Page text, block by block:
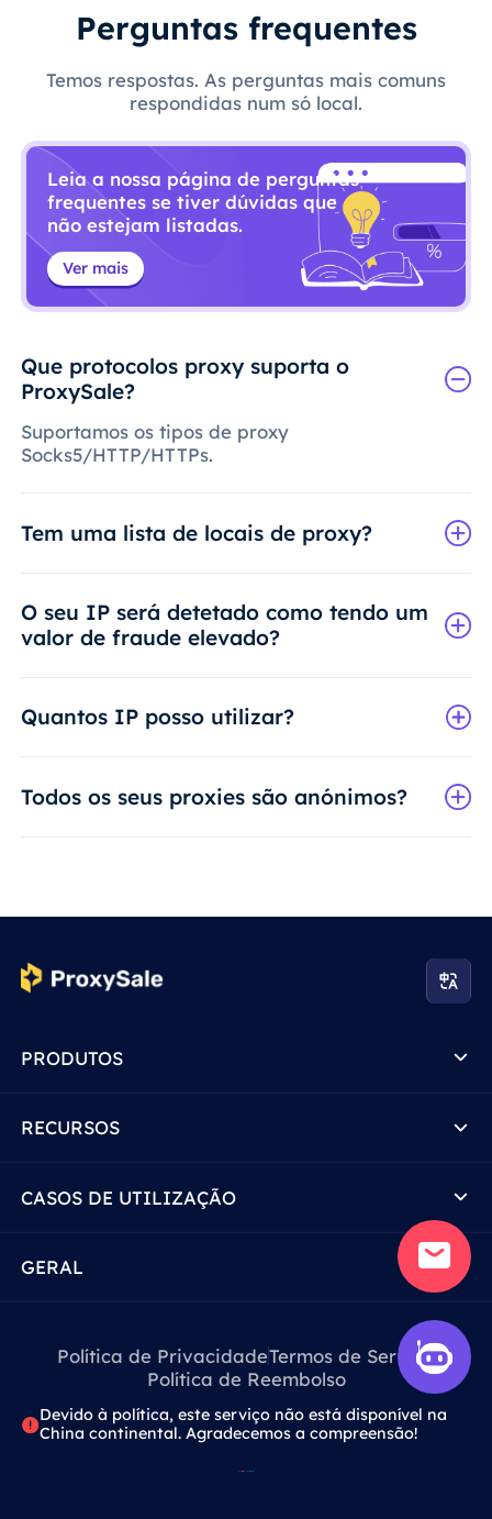
Perguntas frequentes
Temos respostas. As perguntas mais comuns
respondidas num só local.
Leia a nossa página de perguntas
frequentes se tiver dúvidas que
não estejam listadas.
Ver mais
Que protocolos proxy suporta o
ProxySale?
Suportamos os tipos de proxy
Socks5/HTTP/HTTPs.
Tem uma lista de locais de proxy?
O seu IP será detetado como tendo um
valor de fraude elevado?
Quantos IP posso utilizar?
Todos os seus proxies são anónimos?
PRODUTOS
RECURSOS
CASOS DE UTILIZAÇÃO
GERAL
Política de PrivacidadeTermos de Serviço
Política de Reembolso
Devido à política, este serviço não está disponível na
China continental. Agradecemos a compreensão!